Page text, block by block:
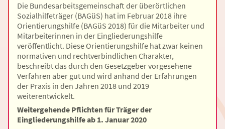
Die Bundesarbeitsgemeinschaft der überörtlichen
Sozialhilfeträger (BAGüS) hat im Februar 2018 ihre
Orientierungshilfe (BAGüS 2018) für die Mitarbeiter und
Mitarbeiterinnen in der Eingliederungshilfe
veröffentlicht. Diese Orientierungshilfe hat zwar keinen
normativen und rechtverbindlichen Charakter,
beschreibt das durch den Gesetzgeber vorgesehene
Verfahren aber gut und wird anhand der Erfahrungen
der Praxis in den Jahren 2018 und 2019
weiterentwickelt.
Weitergehende Pflichten für Träger der
Eingliederungshilfe ab 1. Januar 2020